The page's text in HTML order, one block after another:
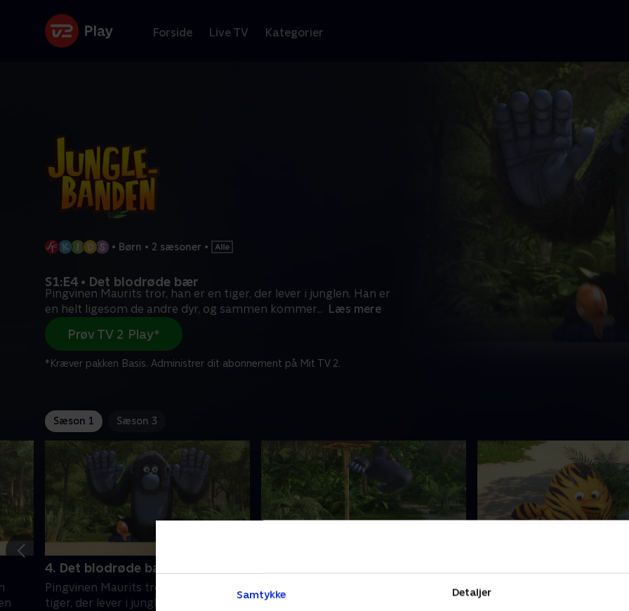
Samtykke Detaljer
Forside Live TV Kategorier
• Børn • 2 sæsoner •
S1:E4 • Det blodrøde bær
Pingvinen Maurits tror, han er en tiger, der lever i junglen. Han er
en helt ligesom de andre dyr, og sammen kommer... Læs mere
Prøv TV 2 Play*
*Kræver pakken Basis. Administrer dit abonnement på Mit TV 2.
Sæson 1 Sæson 3
4. Det blodrøde bær
Pingvinen Maurits tror, han er en
tiger, der lever i junglen. Han er en
Pingvinen Maurits tror, han er en
tiger, der lever i junglen. Han er en
Pingvinen Maurits tror, han